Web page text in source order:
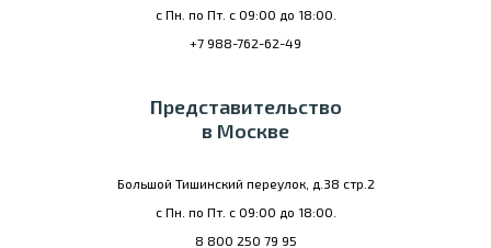
с Пн. по Пт. с 09:00 до 18:00.
+7 988-762-62-49
Представительство
в Москве
Большой Тишинский переулок, д.38 стр.2
с Пн. по Пт. с 09:00 до 18:00.
8 800 250 79 95